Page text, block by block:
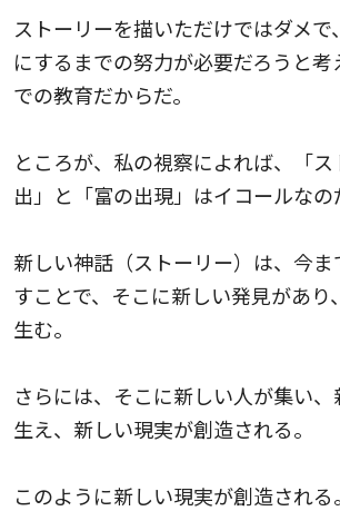
ストーリーを描いただけではダメ
にするまでの努力が必要だろうと考
での教育だからだ。
ところが、私の視察によれば、「
出」と「富の出現」はイコールなの
新しい神話（ストーリー）は、今
すことで、そこに新しい発見があり
生む。
さらには、そこに新しい人が集い
生え、新しい現実が創造される。
このように新しい現実が創造される。